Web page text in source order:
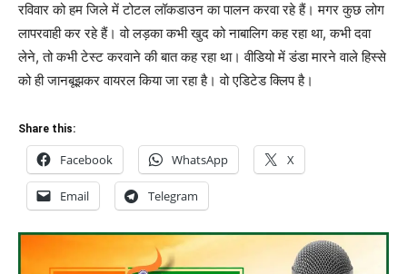
रविवार को हम जिले में टोटल लॉकडाउन का पालन करवा रहे हैं। मगर कुछ लोग
लापरवाही कर रहे हैं। वो लड़का कभी खुद को नाबालिग कह रहा था, कभी दवा
लेने, तो कभी टेस्ट करवाने की बात कह रहा था। वीडियो में डंडा मारने वाले हिस्से
को ही जानबूझकर वायरल किया जा रहा है। वो एडिटेड क्लिप है।
Share this:
Facebook WhatsApp X
Email Telegram